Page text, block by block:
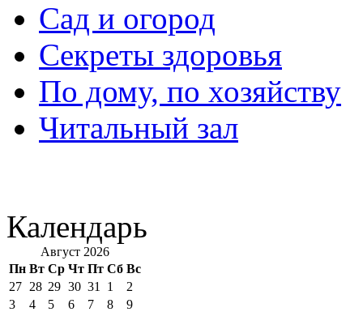
Сад и огород
Секреты здоровья
По дому, по хозяйству
Читальный зал
Календарь
Август 2026
Пн Вт Ср Чт Пт Сб Вс
27 28 29 30 31 1
2
3
4 5 6 7 8
9